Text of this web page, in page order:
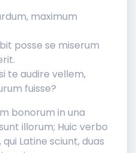
maximum
posse se miserum
te audire vellem,
fuisse?
bonorum in una
illorum; Huic verbo
Latine sciunt, duas